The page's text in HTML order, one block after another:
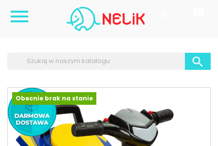


Obecnie brak na stanie